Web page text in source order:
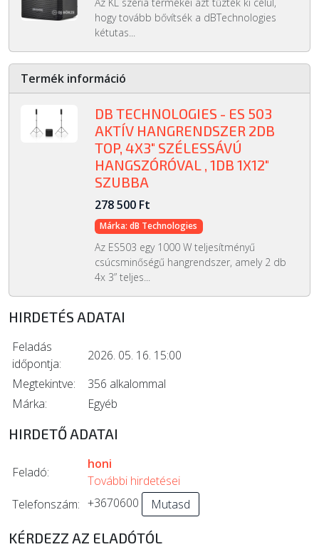
Az KL széria termékei azt tűzték ki célul,
hogy tovább bővítsék a dBTechnologies
kétutas...
Termék információ
DB TECHNOLOGIES - ES 503
AKTÍV HANGRENDSZER 2DB
TOP, 4X3" SZÉLESSÁVÚ
HANGSZÓRÓVAL , 1DB 1X12"
SZUBBA
278 500 Ft
Márka: dB Technologies
Az ES503 egy 1000 W teljesítményű
csúcsminőségű hangrendszer, amely 2 db
4x 3” teljes...
HIRDETÉS ADATAI
Feladás
időpontja:
2026. 05. 16. 15:00
Megtekintve:
356 alkalommal
Márka:
Egyéb
HIRDETŐ ADATAI
Feladó:
honi
További hirdetései
Telefonszám: +3670600 Mutasd
KÉRDEZZ AZ ELADÓTÓL